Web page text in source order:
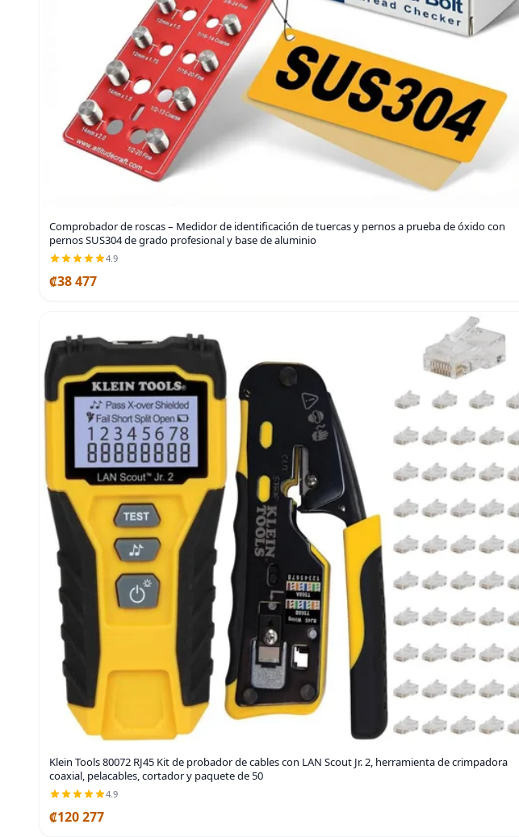
Comprobador de roscas – Medidor de identificación de tuercas y pernos a prueba de óxido con
pernos SUS304 de grado profesional y base de aluminio
4.9
₡38 477
Klein Tools 80072 RJ45 Kit de probador de cables con LAN Scout Jr. 2, herramienta de crimpadora
coaxial, pelacables, cortador y paquete de 50
4.9
₡120 277